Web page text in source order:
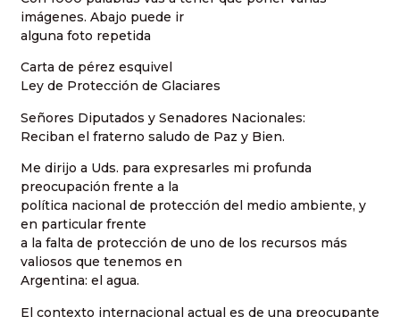
imágenes. Abajo puede ir
alguna foto repetida
Carta de pérez esquivel
Ley de Protección de Glaciares
Señores Diputados y Senadores Nacionales:
Reciban el fraterno saludo de Paz y Bien.
Me dirijo a Uds. para expresarles mi profunda
preocupación frente a la
política nacional de protección del medio ambiente, y
en particular frente
a la falta de protección de uno de los recursos más
valiosos que tenemos en
Argentina: el agua.
El contexto internacional actual es de una preocupante